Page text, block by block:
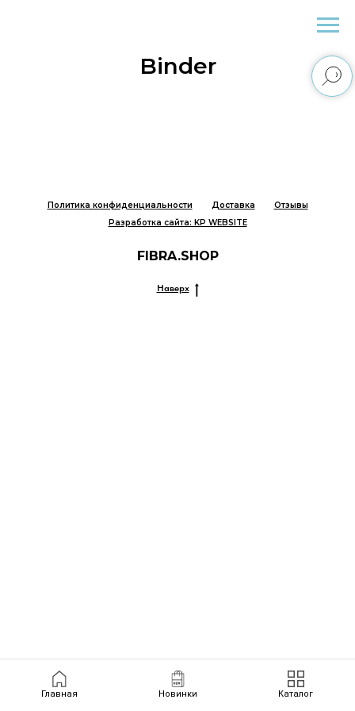
Главная Новинки Каталог
Binder
Политика конфиденциальности Доставка
Отзывы
Разработка сайта: KP WEBSITE
FIBRA.SHOP
Наверх